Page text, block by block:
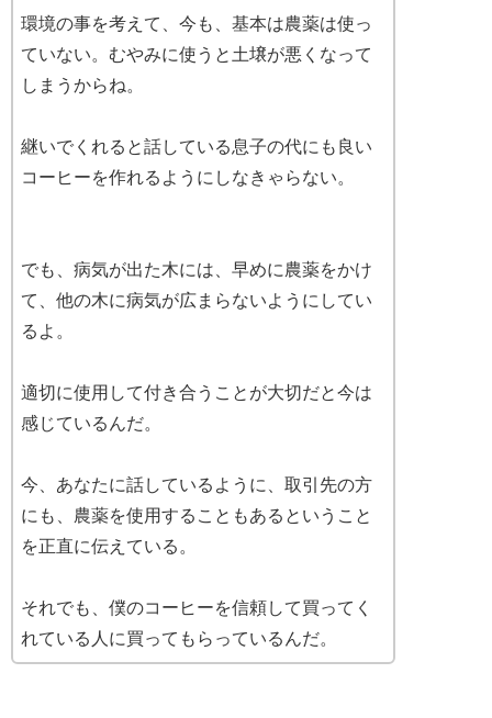
環境の事を考えて、今も、基本は農薬は使っ
ていない。むやみに使うと土壌が悪くなって
しまうからね。
継いでくれると話している息子の代にも良い
コーヒーを作れるようにしなきゃらない。
でも、病気が出た木には、早めに農薬をかけ
て、他の木に病気が広まらないようにしてい
るよ。
適切に使用して付き合うことが大切だと今は
感じているんだ。
今、あなたに話しているように、取引先の方
にも、農薬を使用することもあるということ
を正直に伝えている。
それでも、僕のコーヒーを信頼して買ってく
れている人に買ってもらっているんだ。